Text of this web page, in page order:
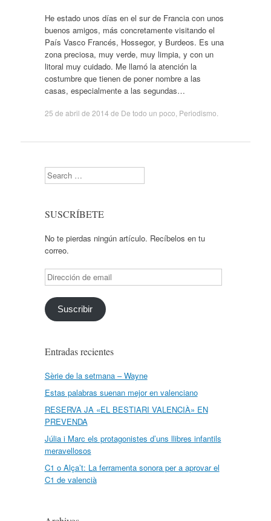
He estado unos días en el sur de Francia con unos
buenos amigos, más concretamente visitando el
País Vasco Francés, Hossegor, y Burdeos. Es una
zona preciosa, muy verde, muy limpia, y con un
litoral muy cuidado. Me llamó la atención la
costumbre que tienen de poner nombre a las
casas, especialmente a las segundas…
25 de abril de 2014 de De todo un poco Periodismo
Search
SUSCRÍBETE
No te pierdas ningún artículo. Recíbelos en tu
correo.
Dirección
de
email
Suscribir
Entradas recientes
Sèrie de la setmana – Wayne
Estas palabras suenan mejor en valenciano
RESERVA JA «EL BESTIARI VALENCIÀ» EN
PREVENDA
Júlia i Marc els protagonistes d’uns llibres infantils
meravellosos
C1 o Alça’t: La ferramenta sonora per a aprovar el
C1 de valencià